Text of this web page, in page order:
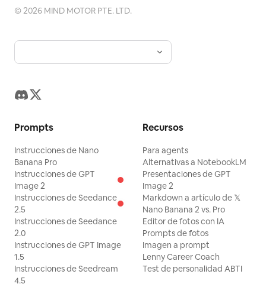
©2026 MIND MOTOR PTE. LTD.
Prompts
Instrucciones de Nano
Banana Pro
Instrucciones de GPT
Image 2
Instrucciones de Seedance
2.5
Instrucciones de Seedance
2.0
Instrucciones de GPT Image
1.5
Instrucciones de Seedream
4.5
Recursos
Para agents
Alternativas a NotebookLM
Presentaciones de GPT
Image 2
Markdown a artículo de 𝕏
Nano Banana 2 vs. Pro
Editor de fotos con IA
Prompts de fotos
Imagen a prompt
Lenny Career Coach
Test de personalidad ABTI